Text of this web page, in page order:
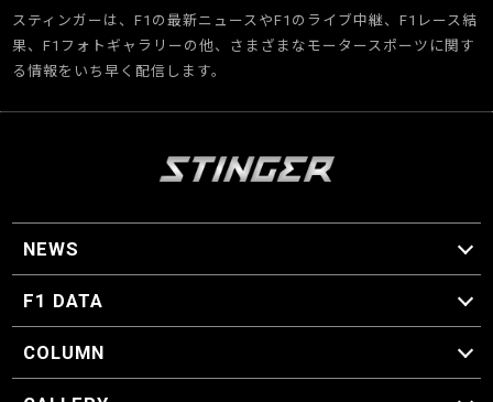
スティンガーは、F1の最新ニュースやF1のライブ中継、F1レース結
果、F1フォトギャラリーの他、さまざまなモータースポーツに関す
る情報をいち早く配信します。
NEWS
F1 ニュース
F1 DATA
F1 日程
F1 データ
COLUMN
マイ・ワンダフル・サーキット
スクーデリア・一方通行
F1に燃え、ゴルフに泣く日々。
スティングくんの部屋